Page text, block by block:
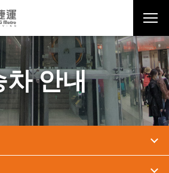
차 안내